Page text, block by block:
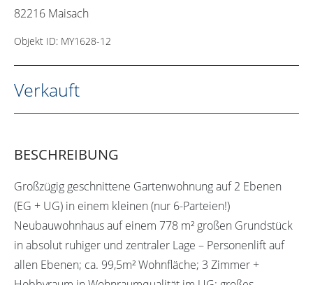
82216 Maisach
Objekt ID: MY1628-12
Verkauft
BESCHREIBUNG
Großzügig geschnittene Gartenwohnung auf 2 Ebenen
(EG + UG) in einem kleinen (nur 6-Parteien!)
Neubauwohnhaus auf einem 778 m² großen Grundstück
in absolut ruhiger und zentraler Lage – Personenlift auf
allen Ebenen; ca. 99,5m² Wohnfläche; 3 Zimmer +